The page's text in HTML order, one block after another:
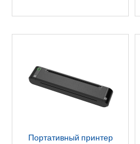
Портативный принтер